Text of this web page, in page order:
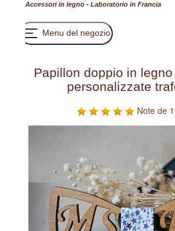
Accessori in legno - Laboratorio in Francia
Menu del negozio
Papillon doppio in
personalizzate
Note de
Previous